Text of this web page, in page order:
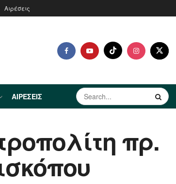
Αιρέσεις
ΑΙΡΈΣΕΙΣ
πρ.